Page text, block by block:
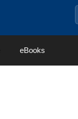
eBooks